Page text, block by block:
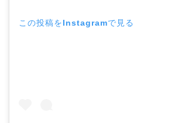
この投稿をInstagramで見る